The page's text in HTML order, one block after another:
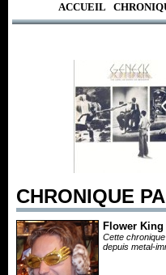
ACCUEIL
CHRONIQUE
Flower King
Cette
depuis metal-